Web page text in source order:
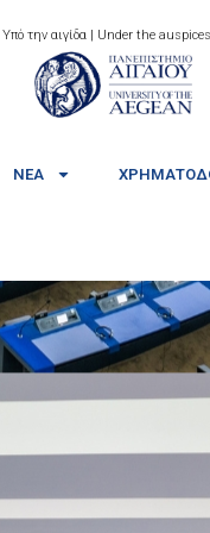
Υπό την αιγίδα | Under the
ΝΈΑ